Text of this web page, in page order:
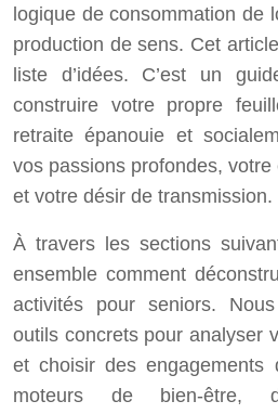
logique de consommation de
production de sens. Cet
liste d’idées. C’est un
construire votre propre
retraite épanouie et
vos passions profondes,
et votre désir de transmission.
À travers les sections
ensemble comment
activités pour seniors.
outils concrets pour analyser
et choisir des engagements
moteurs de bien-